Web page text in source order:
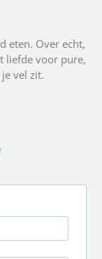
eten. Over echt,
liefde voor pure,
vel zit.